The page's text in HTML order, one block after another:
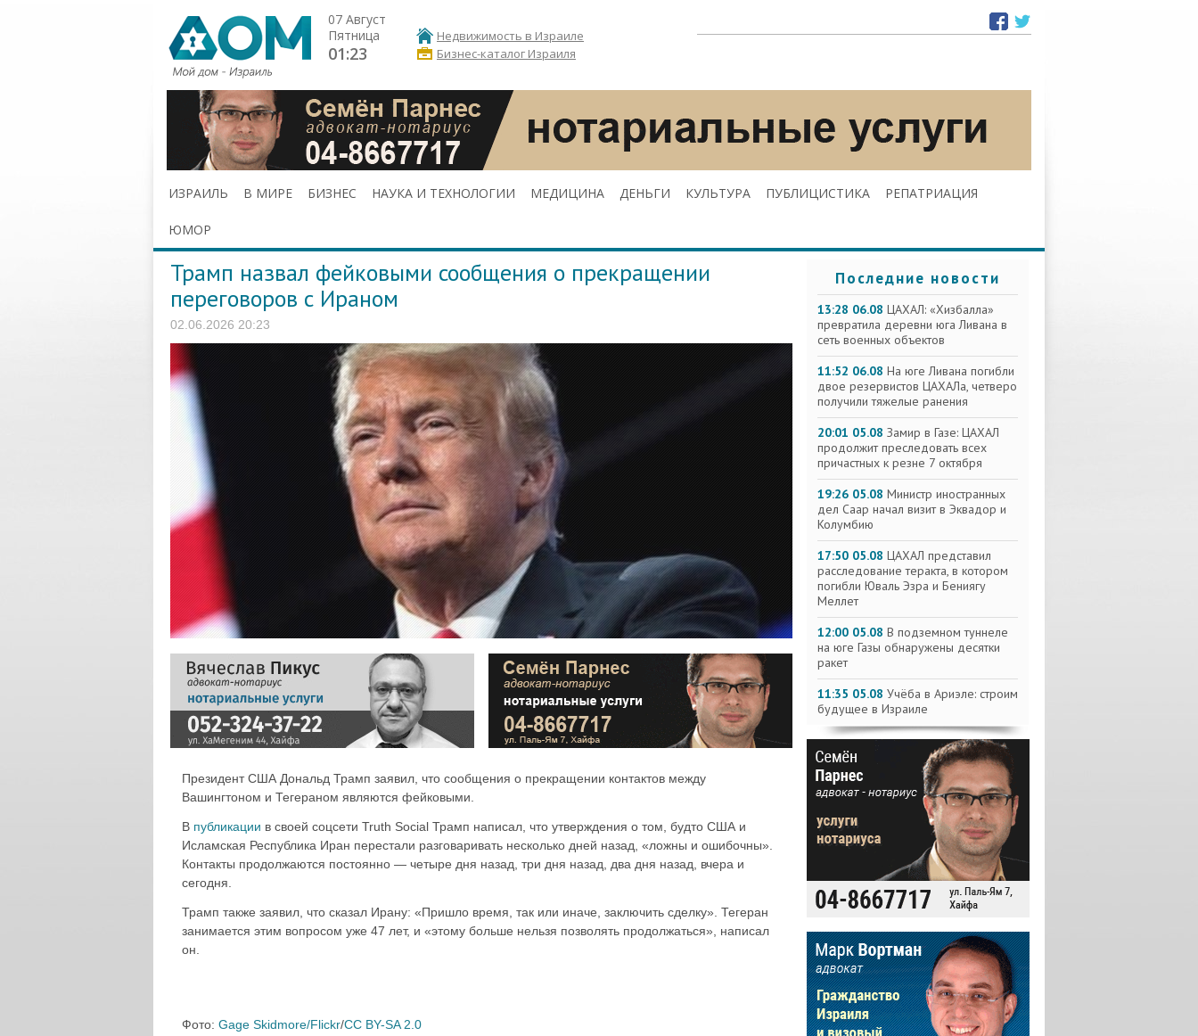
07 Август
Пятница
01:23
Недвижимость в Израиле
Бизнес-каталог Израиля
ИЗРАИЛЬ В МИРЕ БИЗНЕС НАУКА И ТЕХНОЛОГИИ МЕДИЦИНА ДЕНЬГИ КУЛЬТУРА ПУБЛИЦИСТИКА РЕПАТРИАЦИЯ
ЮМОР
Трамп назвал фейковыми сообщения о прекращении
переговоров с Ираном
02.06.2026 20:23
Президент США Дональд Трамп заявил, что сообщения о прекращении контактов между
Вашингтоном и Тегераном являются фейковыми.
В публикации в своей соцсети Truth Social Трамп написал, что утверждения о том, будто США и
Исламская Республика Иран перестали разговаривать несколько дней назад, «ложны и ошибочны».
Контакты продолжаются постоянно — четыре дня назад, три дня назад, два дня назад, вчера и
сегодня.
Трамп также заявил, что сказал Ирану: «Пришло время, так или иначе, заключить сделку». Тегеран
занимается этим вопросом уже 47 лет, и «этому больше нельзя позволять продолжаться», написал
он.
Фото: Gage Skidmore/Flickr/CC BY-SA 2.0
Последние новости
13:28 06.08 ЦАХАЛ: «Хизбалла»
превратила деревни юга Ливана в
сеть военных объектов
11:52 06.08 На юге Ливана погибли
двое резервистов ЦАХАЛа, четверо
получили тяжелые ранения
20:01 05.08 Замир в Газе: ЦАХАЛ
продолжит преследовать всех
причастных к резне 7 октября
19:26 05.08 Министр иностранных
дел Саар начал визит в Эквадор и
Колумбию
17:50 05.08 ЦАХАЛ представил
расследование теракта, в котором
погибли Юваль Эзра и Бениягу
Меллет
12:00 05.08 В подземном туннеле
на юге Газы обнаружены десятки
ракет
11:35 05.08 Учёба в Ариэле: строим
будущее в Израиле